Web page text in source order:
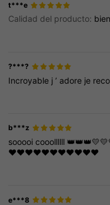
t***e
Calidad del producto: bien
?***?
Incroyable j’ adore je
b***z
sooooicooollllll
❤️❤️❤️❤️❤️❤️❤️❤️❤️❤️❤️
e***8